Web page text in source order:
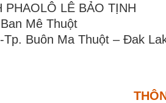
PHAOLÔ LÊ BẢO TỊNH
Mê Thuột
Tp. Buôn Ma Thuột – Đak